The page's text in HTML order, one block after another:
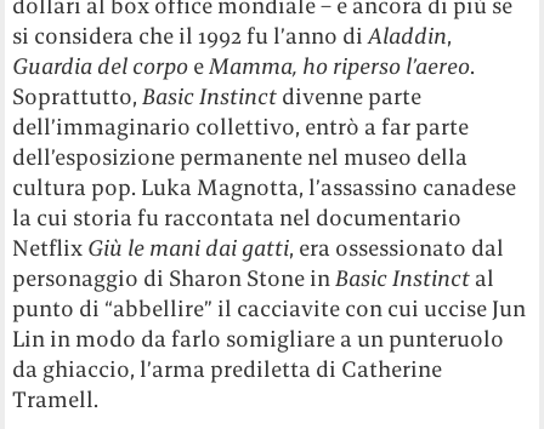
dollari al box office mondiale – e ancora di più se
si considera che il 1992 fu l’anno diAladdin,
Guardia del corpo eMamma, ho riperso l’aereo.
Soprattutto,Basic Instinct divenne parte
dell’immaginario collettivo, entrò a far parte
dell’esposizione permanente nel museo della
cultura pop. Luka Magnotta, l’assassino canadese
la cui storia fu raccontata nel documentario
Netflix Giù le mani dai gatti, era ossessionato dal
personaggio di Sharon Stone inBasic Instinct al
punto di “abbellire” il cacciavite con cui uccise Jun
Lin in modo da farlo somigliare a un punteruolo
da ghiaccio, l’arma prediletta di Catherine
Tramell.